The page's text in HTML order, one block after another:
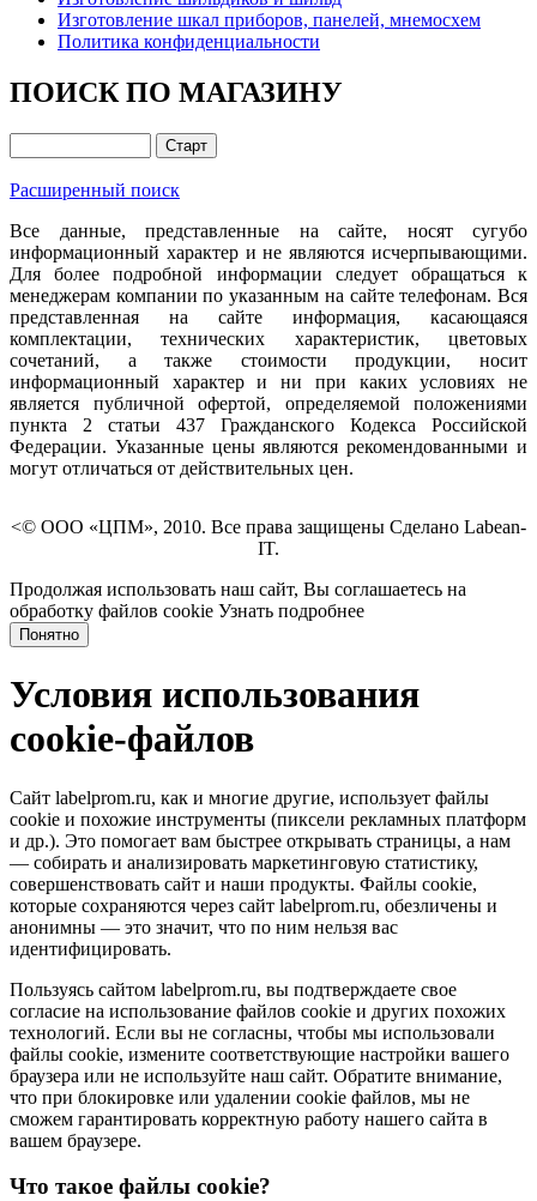
Изготовление шкал приборов, панелей, мнемосхем
Политика конфиденциальности
ПОИСК ПО МАГАЗИНУ
Расширенный поиск
Все данные, представленные на сайте, носят сугубо
информационный характер и не являются исчерпывающими.
Для более подробной информации следует обращаться к
менеджерам компании по указанным на сайте телефонам. Вся
представленная на сайте информация, касающаяся
комплектации, технических характеристик, цветовых
сочетаний, а также стоимости продукции, носит
информационный характер и ни при каких условиях не
является публичной офертой, определяемой положениями
пункта 2 статьи 437 Гражданского Кодекса Российской
Федерации. Указанные цены являются рекомендованными и
могут отличаться от действительных цен.
<© ООО «ЦПМ», 2010. Все права защищены Сделано Labean-
IT.
Продолжая использовать наш сайт, Вы соглашаетесь на
обработку файлов cookie Узнать подробнее
Понятно
Условия использования
cookie-файлов
Сайт labelprom.ru, как и многие другие, использует файлы
cookie и похожие инструменты (пиксели рекламных платформ
и др.). Это помогает вам быстрее открывать страницы, а нам
— собирать и анализировать маркетинговую статистику,
совершенствовать сайт и наши продукты. Файлы сookie,
которые сохраняются через сайт labelprom.ru, обезличены и
анонимны — это значит, что по ним нельзя вас
идентифицировать.
Пользуясь сайтом labelprom.ru, вы подтверждаете свое
согласие на использование файлов cookie и других похожих
технологий. Если вы не согласны, чтобы мы использовали
файлы cookie, измените соответствующие настройки вашего
браузера или не используйте наш сайт. Обратите внимание,
что при блокировке или удалении cookie файлов, мы не
сможем гарантировать корректную работу нашего сайта в
вашем браузере.
Что такое файлы cookie?